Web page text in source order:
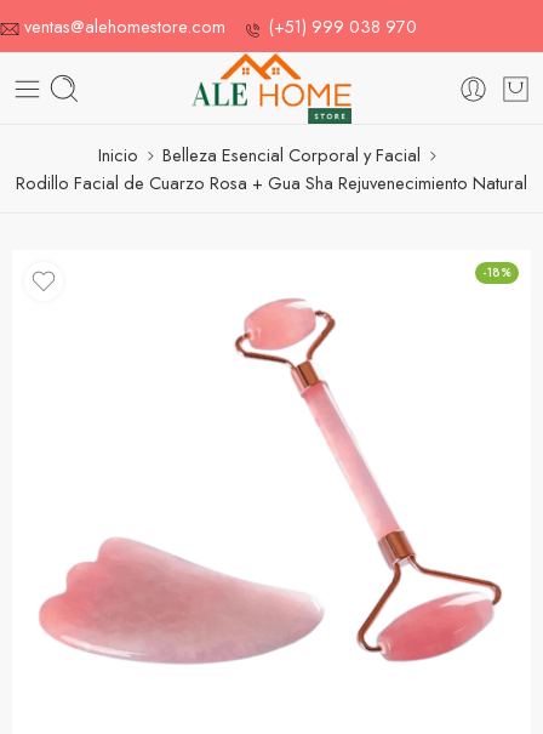
ventas@alehomestore.com (+51) 999 038 970
Inicio
Belleza Esencial Corporal y Facial
Rodillo Facial de Cuarzo Rosa + Gua Sha Rejuvenecimiento Natural
-18%